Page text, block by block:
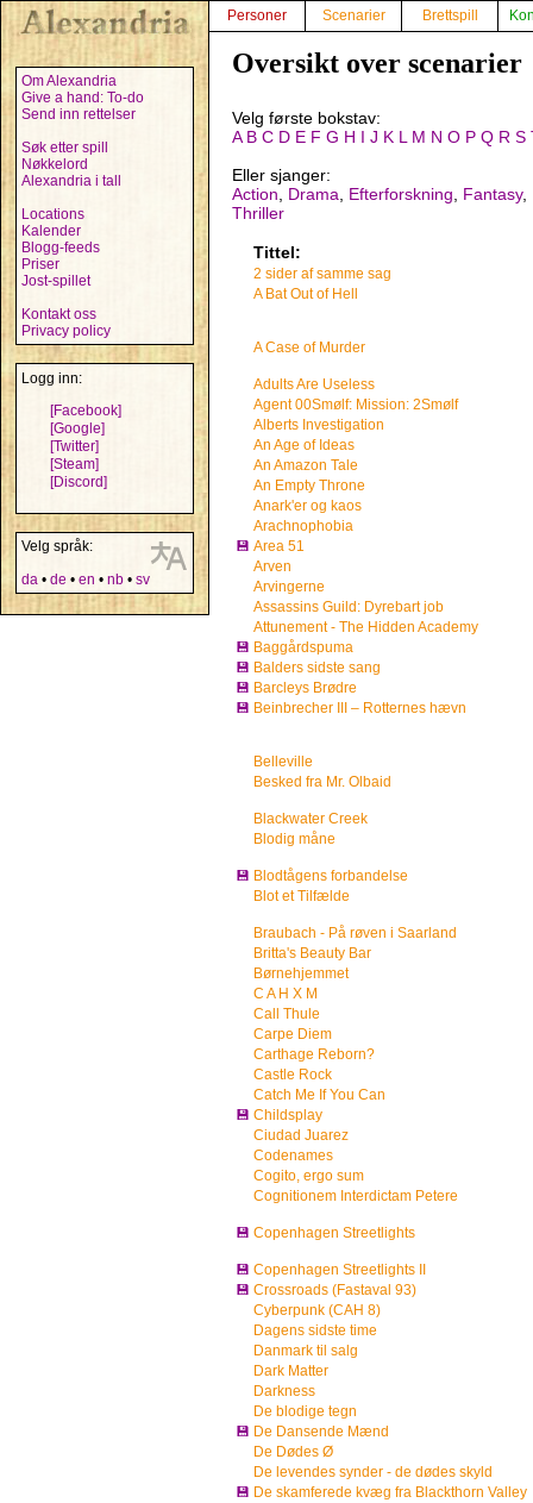
Om Alexandria
Give a hand: To-do
Send inn rettelser
Søk etter spill
Nøkkelord
Alexandria i tall
Locations
Kalender
Blogg-feeds
Priser
Jost-spillet
Kontakt oss
Privacy policy
Logg inn:
[Facebook]
[Google]
[Twitter]
[Steam]
[Discord]
Velg språk:
da • de • en • nb • sv
Personer Scenarier Brettspill
Oversikt over scenarier
Velg første bokstav:
A B C D E F G H I J K L M N O P Q R S
Eller sjanger:
Action
Drama Efterforskning Fantasy,
Thriller
Tittel:
2 sider af samme sag
A Bat Out of Hell
A Case of Murder
Adults Are Useless
Agent 00Smølf: Mission: 2Smølf
Alberts Investigation
An Age of Ideas
An Amazon Tale
An Empty Throne
Anark'er og kaos
Arachnophobia
💾 Area 51
Arven
Arvingerne
Assassins Guild: Dyrebart job
Attunement - The Hidden Academy
💾 Baggårdspuma
💾 Balders sidste sang
💾 Barcleys Brødre
💾 Beinbrecher III – Rotternes hævn
Belleville
Besked fra Mr. Olbaid
Blackwater Creek
Blodig måne
💾 Blodtågens forbandelse
Blot et Tilfælde
Braubach - På røven i Saarland
Britta's Beauty Bar
Børnehjemmet
C A H X M
Call Thule
Carpe Diem
Carthage Reborn?
Castle Rock
Catch Me If You Can
💾 Childsplay
Ciudad Juarez
Codenames
Cogito, ergo sum
Cognitionem Interdictam Petere
💾 Copenhagen Streetlights
💾 Copenhagen Streetlights II
💾 Crossroads (Fastaval 93)
Cyberpunk (CAH 8)
Dagens sidste time
Danmark til salg
Dark Matter
Darkness
De blodige tegn
💾 De Dansende Mænd
De Dødes Ø
De levendes synder - de dødes skyld
💾 De skamferede kvæg fra Blackthorn Valley